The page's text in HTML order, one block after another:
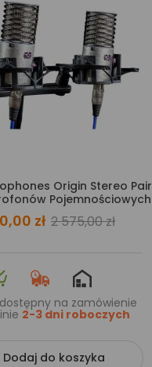
Origin Stereo Pair
Pojemnościowych
zł 2 575,00 zł
na zamówienie
2-3 dni roboczych
Dodaj do koszyka